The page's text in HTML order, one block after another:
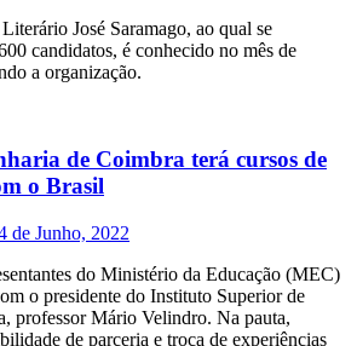
José Saramago, ao qual se
candidatos, é conhecido no mês de
a organização.
de Coimbra terá cursos de
o Brasil
de Junho, 2022
do Ministério da Educação (MEC)
o presidente do Instituto Superior de
professor Mário Velindro. Na pauta,
de parceria e troca de experiências